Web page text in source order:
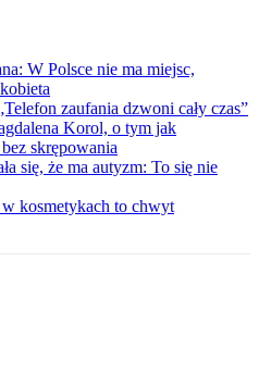
W Polsce nie ma miejsc,
zaufania dzwoni cały czas”
Korol, o tym jak
skrępowania
się, że ma autyzm: To się nie
kosmetykach to chwyt